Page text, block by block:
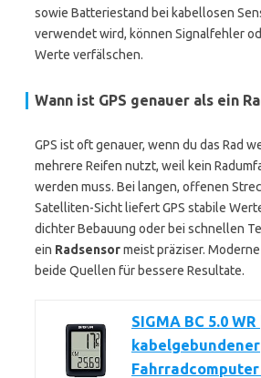
sowie Batteriestand bei kabellosen
verwendet wird, können Signalfehler
Werte verfälschen.
Wann ist GPS genauer als ein
GPS ist oft genauer, wenn du das Rad
mehrere Reifen nutzt, weil kein
werden muss. Bei langen, offenen
Satelliten-Sicht liefert GPS stabile
dichter Bebauung oder bei schnellen
ein Radsensormeist präziser.
beide Quellen für bessere Resultate.
SIGMA BC 5.0 WR |
kabelgebundener